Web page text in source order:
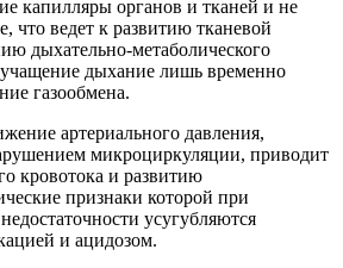
капилляры органов и тканей и не
что ведет к развитию тканевой
дыхательно-метаболического
дыхание лишь временно
газообмена.
артериального давления,
микроциркуляции, приводит
кровотока и развитию
признаки которой при
усугубляются
и ацидозом.